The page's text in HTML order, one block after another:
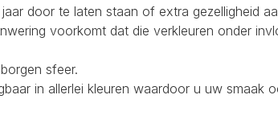
door te laten staan of extra gezelligheid
voorkomt dat die verkleuren onder
sfeer.
in allerlei kleuren waardoor u uw smaak